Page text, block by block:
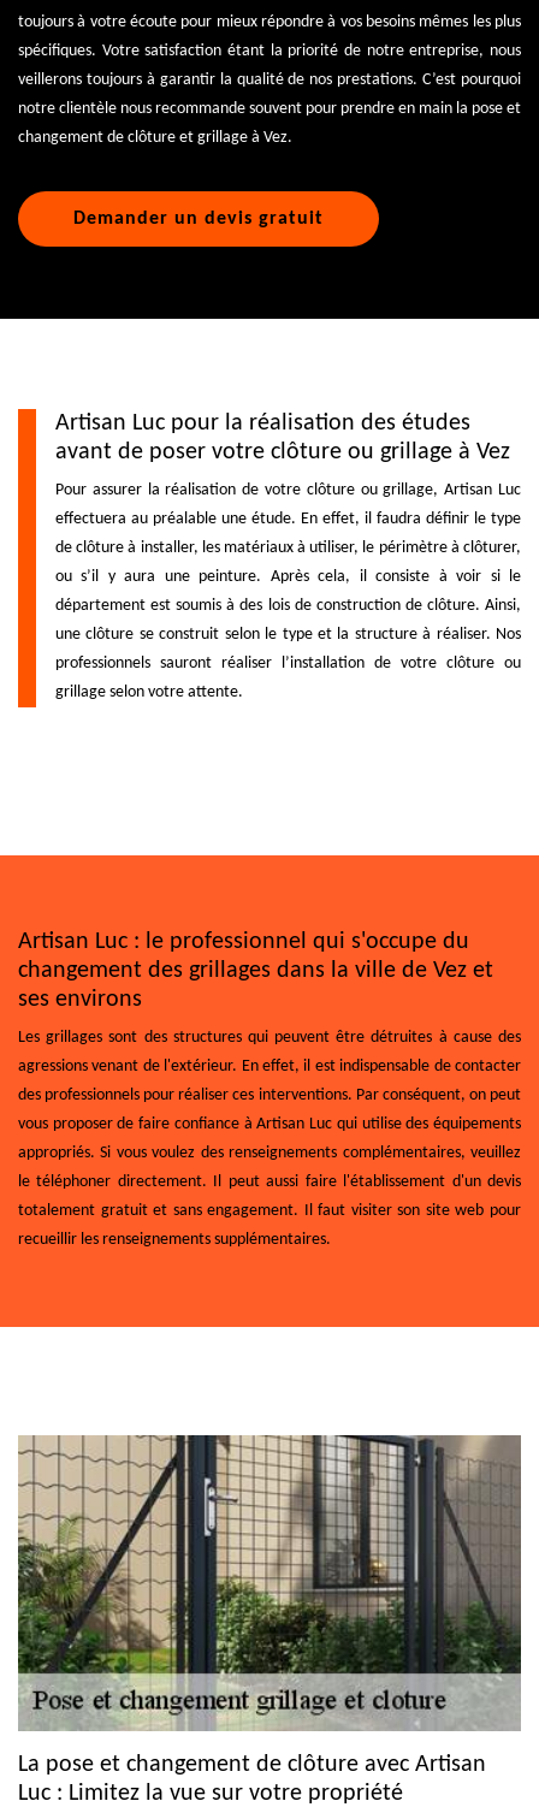
toujours à votre écoute pour mieux répondre à vos besoins mêmes les plus
spécifiques. Votre satisfaction étant la priorité de notre entreprise, nous
veillerons toujours à garantir la qualité de nos prestations. C’est pourquoi
notre clientèle nous recommande souvent pour prendre en main la pose et
changement de clôture et grillage à Vez.
Demander un devis gratuit
Artisan Luc pour la réalisation des études
avant de poser votre clôture ou grillage à Vez
Pour assurer la réalisation de votre clôture ou grillage, Artisan Luc
effectuera au préalable une étude. En effet, il faudra définir le type
de clôture à installer, les matériaux à utiliser, le périmètre à clôturer,
ou s’il y aura une peinture. Après cela, il consiste à voir si le
département est soumis à des lois de construction de clôture. Ainsi,
une clôture se construit selon le type et la structure à réaliser. Nos
professionnels sauront réaliser l’installation de votre clôture ou
grillage selon votre attente.
Artisan Luc : le professionnel qui s'occupe du
changement des grillages dans la ville de Vez et
ses environs
Les grillages sont des structures qui peuvent être détruites à cause des
agressions venant de l'extérieur. En effet, il est indispensable de contacter
des professionnels pour réaliser ces interventions. Par conséquent, on peut
vous proposer de faire confiance à Artisan Luc qui utilise des équipements
appropriés. Si vous voulez des renseignements complémentaires, veuillez
le téléphoner directement. Il peut aussi faire l'établissement d'un devis
totalement gratuit et sans engagement. Il faut visiter son site web pour
recueillir les renseignements supplémentaires.
La pose et changement de clôture avec Artisan
Luc : Limitez la vue sur votre propriété